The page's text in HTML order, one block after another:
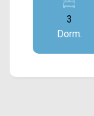
coberta. 03 dormitórios, sendo 02 suítes; 03
banheiros, sendo
garagem, sendo 02
Nossa Senhora de
3
Dorm.